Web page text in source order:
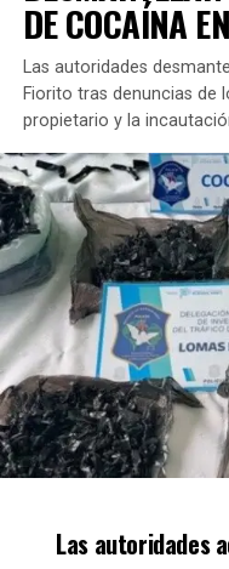
Sin duda, recorrer la
convertirá en una
conurbano.
DE COCAÍNA
Las autoridades
Fiorito tras denuncias de
propietario y la
Las autoridades